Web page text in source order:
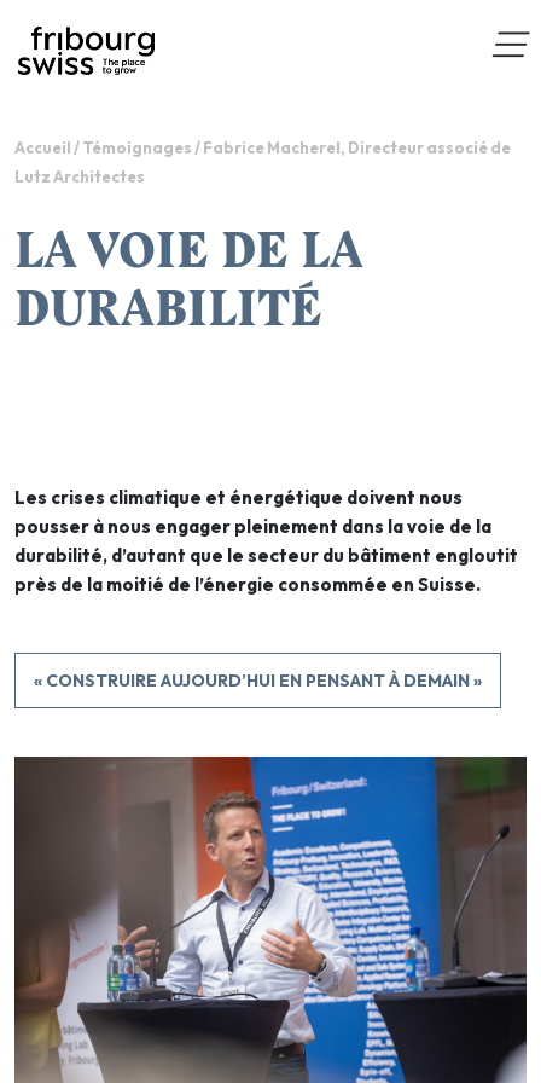
Accueil /Témoignages /Fabrice Macherel, Directeur associé de
Lutz Architectes
LA VOIE DE LA
DURABILITÉ
Les crises climatique et énergétique doivent nous
pousser à nous engager pleinement dans la voie de la
durabilité, d’autant que le secteur du bâtiment engloutit
près de la moitié de l’énergie consommée en Suisse.
« CONSTRUIRE AUJOURD’HUI EN PENSANT À DEMAIN »